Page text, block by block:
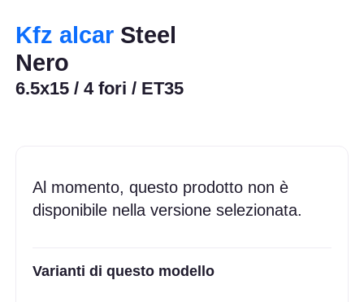
Kfz alcar Steel
Nero
6.5x15 / 4 fori / ET35
Al momento, questo prodotto non è
disponibile nella versione selezionata.
Varianti di questo modello